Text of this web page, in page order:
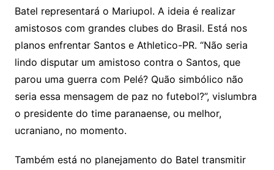
Batel representará o Mariupol. A ideia é realizar
amistosos com grandes clubes do Brasil. Está nos
planos enfrentar Santos e Athletico-PR. “Não seria
lindo disputar um amistoso contra o Santos, que
parou uma guerra com Pelé? Quão simbólico não
seria essa mensagem de paz no futebol?”, vislumbra
o presidente do time paranaense, ou melhor,
ucraniano, no momento.
Também está no planejamento do Batel transmitir